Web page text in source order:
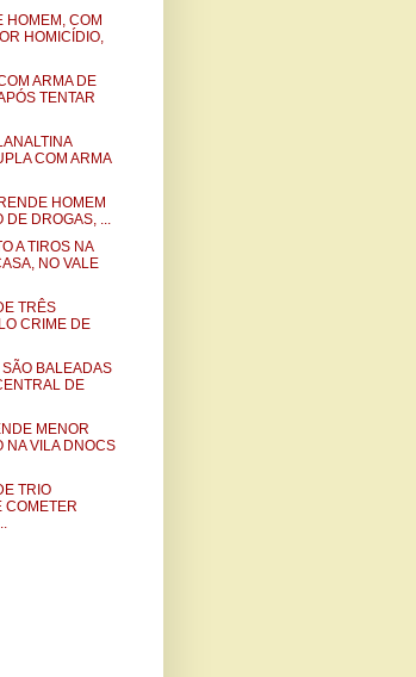
HOMEM, COM
HOMICÍDIO,
ARMA DE
TENTAR
COM ARMA
HOMEM
DE DROGAS, ...
A TIROS NA
NO VALE
TRÊS
CRIME DE
BALEADAS
DE
MENOR
NA VILA DNOCS
TRIO
COMETER